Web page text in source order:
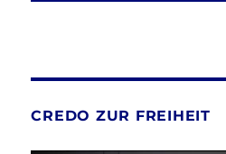
CREDO ZUR FREIHEIT